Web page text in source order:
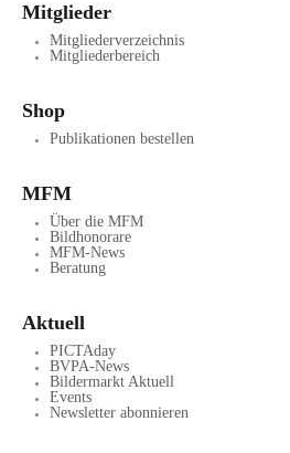
Mitglieder
Mitgliederverzeichnis
Mitgliederbereich
Shop
Publikationen bestellen
MFM
Über die MFM
Bildhonorare
MFM-News
Beratung
Aktuell
PICTAday
BVPA-News
Bildermarkt Aktuell
Events
Newsletter abonnieren